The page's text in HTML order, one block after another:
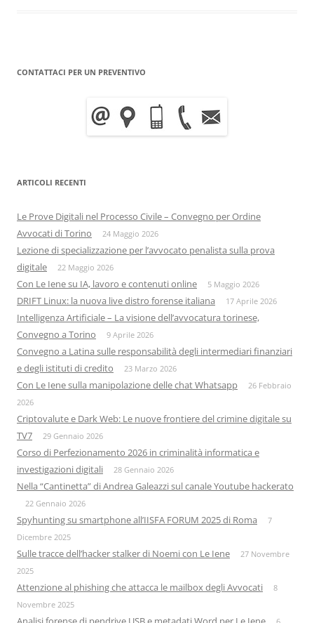
CONTATTACI PER UN PREVENTIVO
ARTICOLI RECENTI
Le Prove Digitali nel Processo Civile – Convegno per Ordine
Avvocati di Torino
24 Maggio 2026
Lezione di specializzazione per l’avvocato penalista sulla prova
digitale
22 Maggio 2026
Con Le Iene su IA, lavoro e contenuti online 5 Maggio 2026
DRIFT Linux: la nuova live distro forense italiana 17 Aprile 2026
Intelligenza Artificiale – La visione dell’avvocatura torinese,
Convegno a Torino
9 Aprile 2026
Convegno a Latina sulle responsabilità degli intermediari finanziari
e degli istituti di credito
23 Marzo 2026
Con Le Iene sulla manipolazione delle chat Whatsapp
26 Febbraio
2026
Criptovalute e Dark Web: Le nuove frontiere del crimine digitale su
TV7
29 Gennaio 2026
Corso di Perfezionamento 2026 in criminalità informatica e
investigazioni digitali
28 Gennaio 2026
Nella “Cantinetta” di Andrea Galeazzi sul canale Youtube hackerato
22 Gennaio 2026
Spyhunting su smartphone all’IISFA FORUM 2025 di Roma
7
Dicembre 2025
Sulle tracce dell’hacker stalker di Noemi con Le Iene
27 Novembre
2025
Attenzione al phishing che attacca le mailbox degli Avvocati
8
Novembre 2025